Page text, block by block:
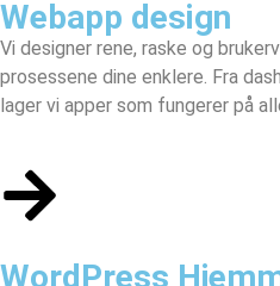
Webapp design
Vi designer rene, raske og
prosessene dine enklere. Fra
lager vi apper som fungerer på
WordPress